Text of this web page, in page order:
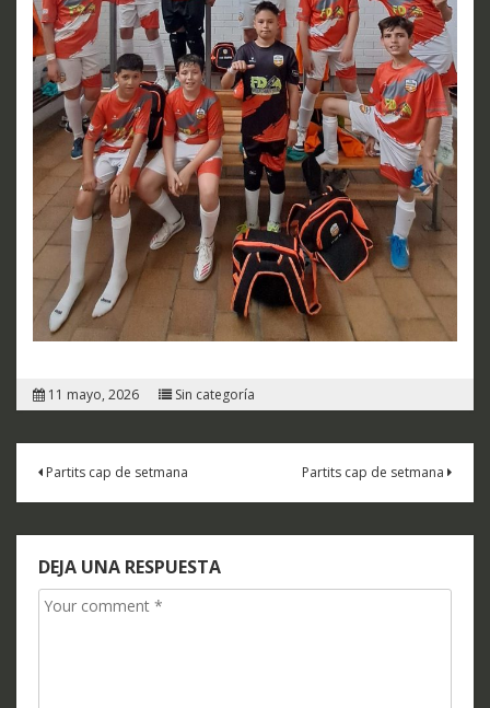
11 mayo, 2026 Sin categoría
Navegación
de
entradas
Partits cap de setmana Partits cap de setmana
DEJA UNA RESPUESTA
Comment